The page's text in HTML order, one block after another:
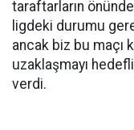
taraftarların
ligdeki durumu
ancak biz bu maçı
uzaklaşmayı
verdi.